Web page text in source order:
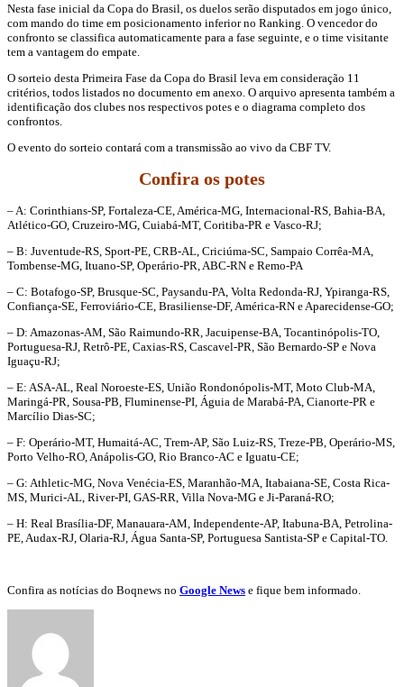
Nesta fase inicial da Copa do Brasil, os duelos serão disputados em jogo único,
com mando do time em posicionamento inferior no Ranking. O vencedor do
confronto se classifica automaticamente para a fase seguinte, e o time visitante
tem a vantagem do empate.
O sorteio desta Primeira Fase da Copa do Brasil leva em consideração 11
critérios, todos listados no documento em anexo. O arquivo apresenta também a
identificação dos clubes nos respectivos potes e o diagrama completo dos
confrontos.
O evento do sorteio contará com a transmissão ao vivo da CBF TV.
Confira os potes
– A: Corinthians-SP, Fortaleza-CE, América-MG, Internacional-RS, Bahia-BA,
Atlético-GO, Cruzeiro-MG, Cuiabá-MT, Coritiba-PR e Vasco-RJ;
– B: Juventude-RS, Sport-PE, CRB-AL, Criciúma-SC, Sampaio Corrêa-MA,
Tombense-MG, Ituano-SP, Operário-PR, ABC-RN e Remo-PA
– C: Botafogo-SP, Brusque-SC, Paysandu-PA, Volta Redonda-RJ, Ypiranga-RS,
Confiança-SE, Ferroviário-CE, Brasiliense-DF, América-RN e Aparecidense-GO;
– D: Amazonas-AM, São Raimundo-RR, Jacuipense-BA, Tocantinópolis-TO,
Portuguesa-RJ, Retrô-PE, Caxias-RS, Cascavel-PR, São Bernardo-SP e Nova
Iguaçu-RJ;
– E: ASA-AL, Real Noroeste-ES, União Rondonópolis-MT, Moto Club-MA,
Maringá-PR, Sousa-PB, Fluminense-PI, Águia de Marabá-PA, Cianorte-PR e
Marcílio Dias-SC;
– F: Operário-MT, Humaitá-AC, Trem-AP, São Luiz-RS, Treze-PB, Operário-MS,
Porto Velho-RO, Anápolis-GO, Rio Branco-AC e Iguatu-CE;
– G: Athletic-MG, Nova Venécia-ES, Maranhão-MA, Itabaiana-SE, Costa Rica-
MS, Murici-AL, River-PI, GAS-RR, Villa Nova-MG e Ji-Paraná-RO;
– H: Real Brasília-DF, Manauara-AM, Independente-AP, Itabuna-BA, Petrolina-
PE, Audax-RJ, Olaria-RJ, Água Santa-SP, Portuguesa Santista-SP e Capital-TO.
Confira as notícias do Boqnews no Google News e fique bem informado.